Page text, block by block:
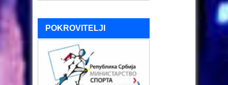
POKROVITELJI